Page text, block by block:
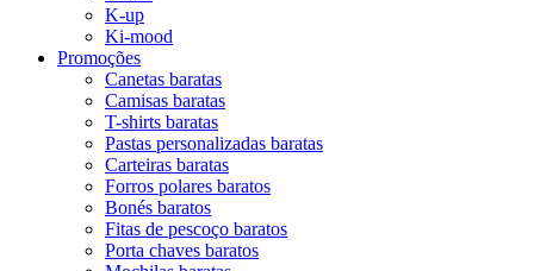
K-up
Ki-mood
Promoções
Canetas baratas
Camisas baratas
T-shirts baratas
Pastas personalizadas baratas
Carteiras baratas
Forros polares baratos
Bonés baratos
Fitas de pescoço baratos
Porta chaves baratos